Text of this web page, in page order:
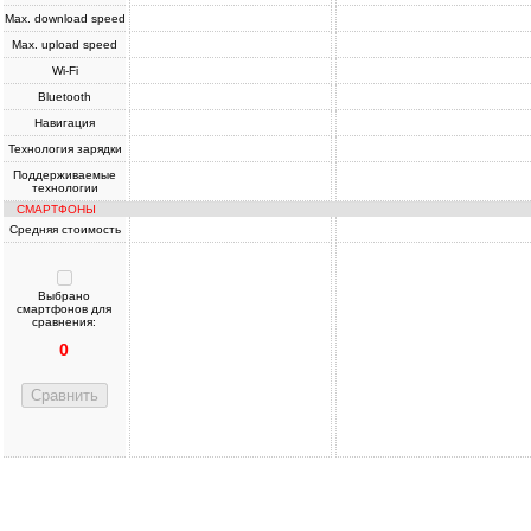
Max. download speed
Max. upload speed
Wi-Fi
Bluetooth
Навигация
Технология зарядки
Поддерживаемые
технологии
СМАРТФОНЫ
Средняя стоимость
Выбрано
смартфонов для
сравнения:
0
Сравнить